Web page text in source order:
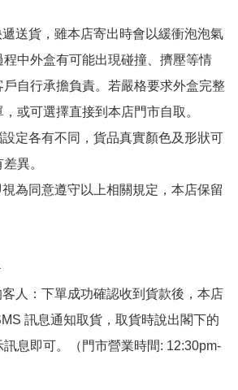
送貨，雖本店寄出時會以緩衝泡泡氣
中外盒有可能出現碰撞、擠壓等情
自行承擔負責。若嚴格要求外盒完整
或可選擇直接到本店門市自取。
定各有不同，貨品真實顏色及形狀可
異。
為同意遵守以上相關規定，本店保留
人：下單成功確認收到貨款後，本店
訊息通知取貨，取貨時說出閣下的
息即可。（門市營業時間: 12:30pm-